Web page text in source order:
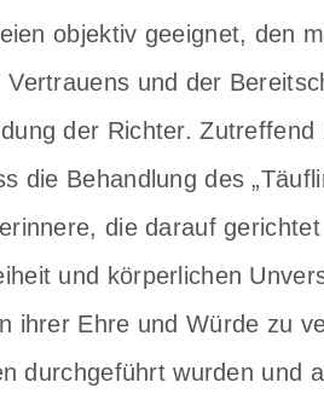
objektiv geeignet, den
Vertrauens und der
der Richter.
die Behandlung des
die darauf
und körperlichen
ihrer Ehre und Würde zu
durchgeführt wurden und